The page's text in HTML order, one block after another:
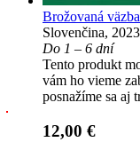
Brožovaná väzba
Slovenčina, 2023
Do 1 – 6 dní
Tento produkt
vám ho vieme
posnažíme sa aj
12,00 €